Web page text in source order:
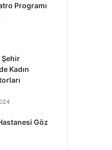
Programı
Şehir
Kadın
Göz